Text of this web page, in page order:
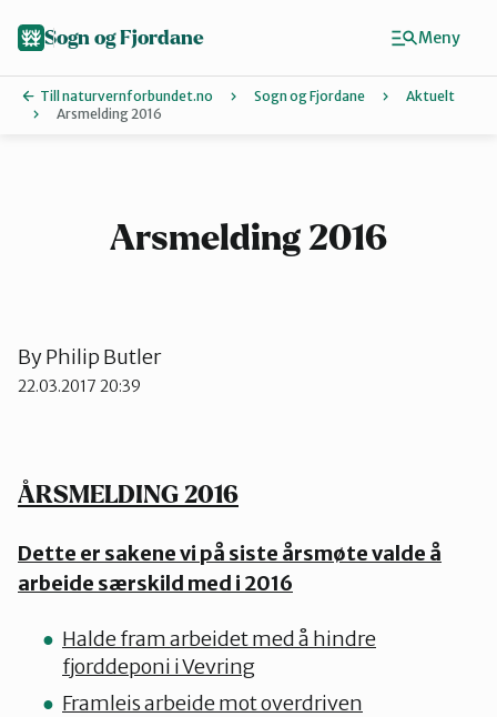
Eid
Sunnfjord
Sogn og Fjordane
Till naturvernforbundet.no Sogn og Fjordane
Aktuelt
Arsmelding 2016
Arsmelding 2016
ByPhilip Butler
22.03.2017 20:39
ÅRSMELDING 2016
Dette er sakene vi på siste årsmøte valde å
arbeide særskild med i 2016
Halde fram arbeidet med å hindre
fjorddeponi i Vevring
Framleis arbeide mot overdriven